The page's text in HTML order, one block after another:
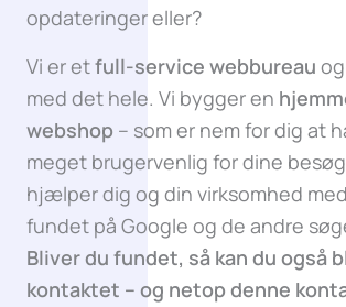
opdateringer eller?
Vi er etfull-service webbureau
med det hele. Vi bygger en
webshop – som er nem for dig at
meget brugervenlig for dine
hjælper dig og din virksomhed
fundet på Google og de andre
Bliver du fundet, så kan du også
kontaktet – og netop denne